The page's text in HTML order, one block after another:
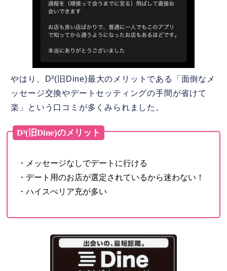
やはり、D³(旧Dine)最大のメリットである「面倒なメ
ッセージ交換やデートセッティングの手間が省けて
楽」という口コミが多くみられました。
D³(旧Dine)のメリット
・メッセージなしでデートに行ける
・デート用のお店が選定されているから迷わない！
・ハイスぺリア充が多い